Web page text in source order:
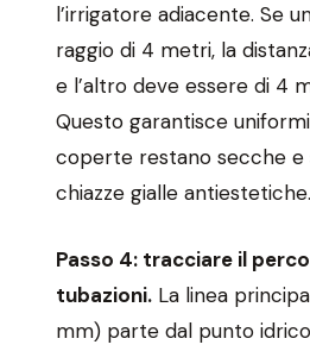
l’irrigatore adiacente. Se
raggio di 4 metri, la
e l’altro deve essere di 4
Questo garantisce
coperte restano secche e
chiazze gialle antiestetiche.
Passo 4: tracciare il
tubazioni. La linea
mm) parte dal punto